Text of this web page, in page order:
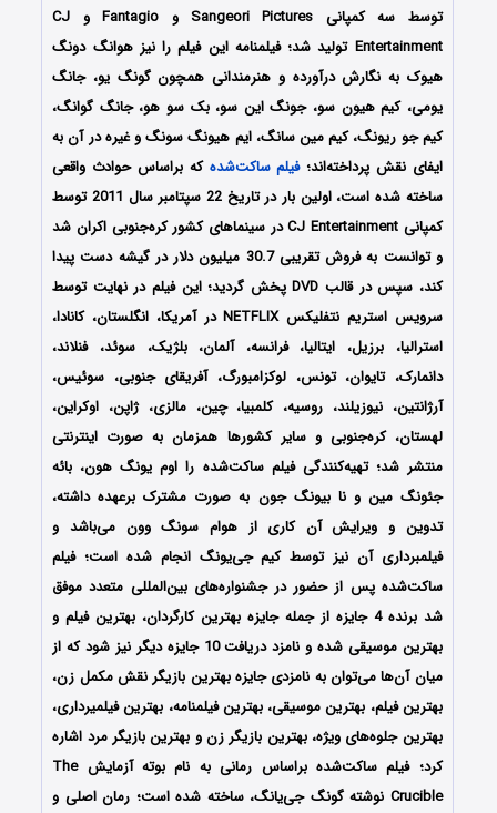
توسط سه کمپانی‌ Sangeori Pictures و Fantagio و CJ
Entertainment تولید شد؛ فیلمنامه این فیلم را نیز هوانگ دونگ
هیوک به نگارش درآورده و هنرمندانی همچونگونگ یو، جانگ
یومی، کیم هیون سو، جونگ این سو، بک سو هو، جانگ گوانگ،
کیم جو ریونگ، کیم مین سانگ، ایم هیونگ سونگو غیره در آن به
ایفای نقش پرداخته‌اند؛فیلم ساکت‌شده که براساس حوادث واقعی
ساخته شده است،
اولین بار در تاریخ 22 سپتامبر سال 2011 توسط
کمپانی CJ Entertainment در سینماهای کشور کره‌جنوبی اکران شد
و توانست به فروش تقریبی 30.7 میلیون دلار در گیشه دست پیدا
کند، سپس در قالب DVD پخش گردید؛ این فیلم در نهایت توسط
سرویس استریم نتفلیکس NETFLIX در آمریکا، انگلستان، کانادا،
استرالیا، برزیل، ایتالیا، فرانسه، آلمان، بلژیک، سوئد، فنلاند،
دانمارک، تایوان، تونس، لوکزامبورگ، آفریقای جنوبی، سوئیس،
آرژانتین، نیوزیلند، روسیه، کلمبیا، چین، مالزی، ژاپن، اوکراین،
لهستان، کره‌جنوبی و سایر کشورها همزمان به صورت اینترنتی
منتشر شد؛ تهیه‌کنندگی فیلم ساکت‌شده را اوم یونگ هون، بائه
جئونگ مین و نا بیونگ جون به صورت مشترک برعهده داشته،
تدوین و ویرایش آن کاری از هوام سونگ وون می‌باشد و
فیلمبرداری آن نیز توسط کیم جی‌یونگ انجام شده است؛ فیلم
ساکت‌شده پس از حضور در جشنواره‌‌‌‌های بین‌المللی متعدد موفق
شد برنده 4 جایزه از جمله جایزه بهترین کارگردان، بهترین فیلم و
بهترین موسیقی شده و نامزد دریافت 10 جایزه دیگر نیز شود که از
میان آن‌ها می‌توان به نامزدی جایزه بهترین بازیگر نقش مکمل زن،
بهترین فیلم، بهترین موسیقی، بهترین فیلمنامه، بهترین فیلمیرداری،
بهترین جلوه‌های ویژه، بهترین بازیگر زن و بهترین بازیگر مرد اشاره
کرد؛ فیلم ساکت‌شده براساس رمانی به نام بوته آزمایش The
Crucible نوشته گونگ جی‌یانگ، ساخته شده است؛ رمان اصلی و